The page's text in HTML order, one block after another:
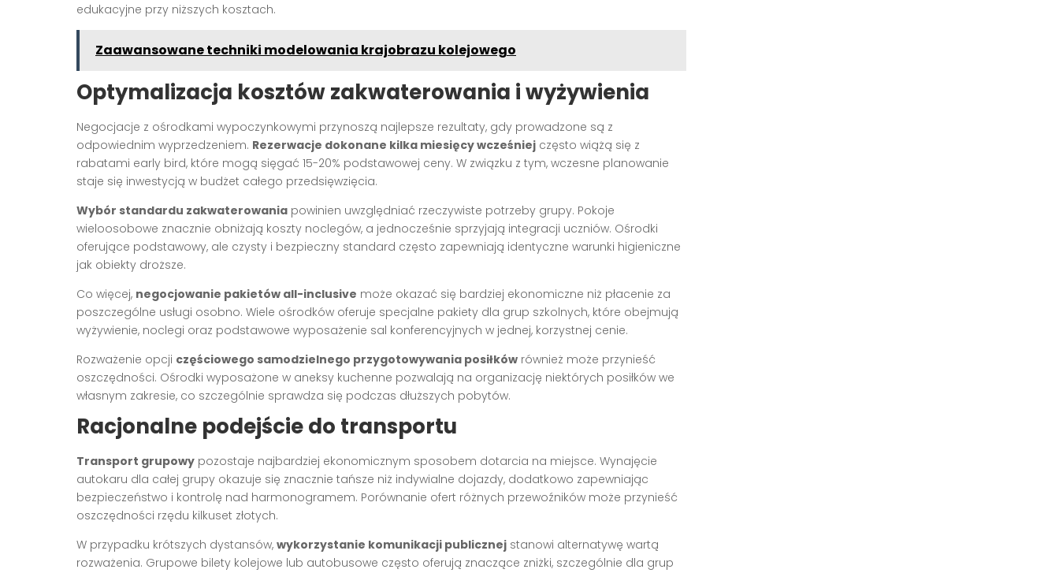
edukacyjne przy niższych kosztach.
Zaawansowane techniki modelowania krajobrazu kolejowego
Optymalizacja kosztów zakwaterowania i wyżywienia
Negocjacje z ośrodkami wypoczynkowymi przynoszą najlepsze rezultaty, gdy prowadzone są z
odpowiednim wyprzedzeniem. Rezerwacje dokonane kilka miesięcy wcześniej często wiążą się z
rabatami early bird, które mogą sięgać 15-20% podstawowej ceny. W związku z tym, wczesne planowanie
staje się inwestycją w budżet całego przedsięwzięcia.
Wybór standardu zakwaterowania powinien uwzględniać rzeczywiste potrzeby grupy. Pokoje
wieloosobowe znacznie obniżają koszty noclegów, a jednocześnie sprzyjają integracji uczniów. Ośrodki
oferujące podstawowy, ale czysty i bezpieczny standard często zapewniają identyczne warunki higieniczne
jak obiekty droższe.
Co więcej, negocjowanie pakietów all-inclusive może okazać się bardziej ekonomiczne niż płacenie za
poszczególne usługi osobno. Wiele ośrodków oferuje specjalne pakiety dla grup szkolnych, które obejmują
wyżywienie, noclegi oraz podstawowe wyposażenie sal konferencyjnych w jednej, korzystnej cenie.
Rozważenie opcji częściowego samodzielnego przygotowywania posiłków również może przynieść
oszczędności. Ośrodki wyposażone w aneksy kuchenne pozwalają na organizację niektórych posiłków we
własnym zakresie, co szczególnie sprawdza się podczas dłuższych pobytów.
Racjonalne podejście do transportu
Transport grupowy pozostaje najbardziej ekonomicznym sposobem dotarcia na miejsce. Wynajęcie
autokaru dla całej grupy okazuje się znacznie tańsze niż indywialne dojazdy, dodatkowo zapewniając
bezpieczeństwo i kontrolę nad harmonogramem. Porównanie ofert różnych przewoźników może przynieść
oszczędności rzędu kilkuset złotych.
W przypadku krótszych dystansów, wykorzystanie komunikacji publicznej stanowi alternatywę wartą
rozważenia. Grupowe bilety kolejowe lub autobusowe często oferują znaczące zniżki, szczególnie dla grup